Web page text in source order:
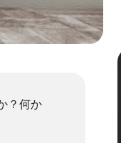
？ 何か